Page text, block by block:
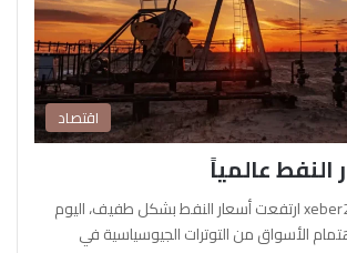
اقتصاد
النفط عالمياً
آفرين علو – xeber24.net ارتفعت أسعار النفط بشكل طفيف، اليوم
الأسواق من التوترات الجيوسياسية في